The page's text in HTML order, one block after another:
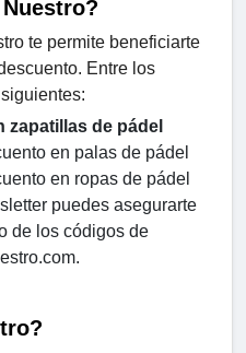
te permite beneficiarte
Entre los
zapatillas de pádel
en palas de pádel
en ropas de pádel
puedes asegurarte
de los códigos de